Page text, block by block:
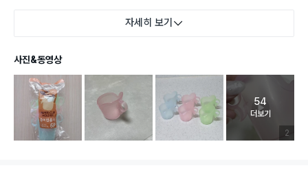
자세히 보기
사진&동영상
리뷰 이
2
고객 리뷰
54
더보기